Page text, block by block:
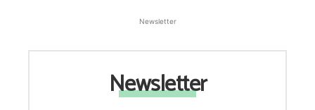
Newsletter
Newsletter